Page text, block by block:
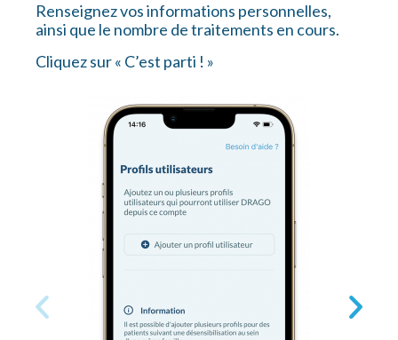
Renseignez vos informations personnelles,
ainsi que le nombre de traitements en cours.
Cliquez sur « C’est parti ! »